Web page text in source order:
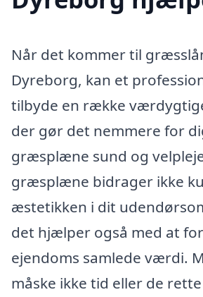
Når det kommer til
Dyreborg, kan et
tilbyde en række
der gør det nemmere for
græsplæne sund og
græsplæne bidrager ikke
æstetikken i dit
det hjælper også med at
ejendoms samlede værdi.
måske ikke tid eller de